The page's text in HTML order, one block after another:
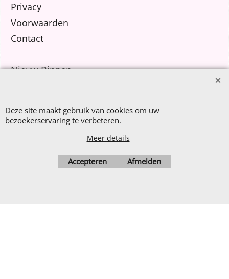
Privacy
Voorwaarden
Contact
Nieuw Binnen
Webwinkel gemaakt met
ShopFactory webwinkel
software.
Deze site maakt gebruik van cookies om uw
bezoekerservaring te verbeteren.
Meer details
Accepteren Afmelden